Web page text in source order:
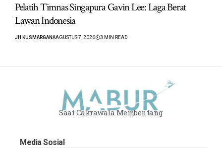
Pelatih Timnas Singapura Gavin Lee: Laga Berat
Lawan Indonesia
JH KUSMARGANAAGUSTUS 7, 2026 3 MIN READ
Saat Cakrawala Membentang
Media Sosial